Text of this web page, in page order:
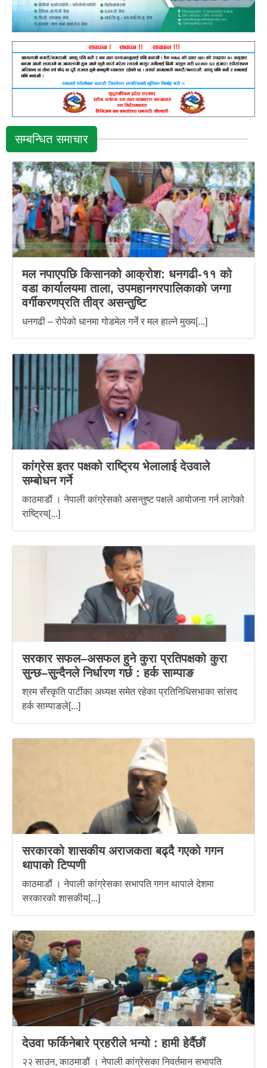
सम्बन्धित समाचार
मल नपाएपछि किसानको आक्रोश: धनगढी-११ को
वडा कार्यालयमा ताला, उपमहानगरपालिकाको जग्गा
वर्गीकरणप्रति तीव्र असन्तुष्टि
धनगढी – रोपेको धानमा गोडमेल गर्ने र मल हाल्ने मुख्य[...]
कांग्रेस इतर पक्षको राष्ट्रिय भेलालाई देउवाले
सम्बोधन गर्ने
काठमाडौं । नेपाली कांग्रेसको असन्तुष्ट पक्षले आयोजना गर्न लागेको
राष्ट्रिय[...]
सरकार सफल–असफल हुने कुरा प्रतिपक्षको कुरा
सुन्छ–सुन्दैनले निर्धारण गर्छ : हर्क साम्पाङ
श्रम सँस्कृति पार्टीका अध्यक्ष समेत रहेका प्रतिनिधिसभाका सांसद
हर्क साम्पाङले[...]
सरकारको शासकीय अराजकता बढ्दै गएको गगन
थापाको टिप्पणी
काठमाडौं । नेपाली कांग्रेसका सभापति गगन थापाले देशमा
सरकारको शासकीय[...]
देउवा फर्किनेबारे प्रहरीले भन्यो : हामी हेर्दैछौं
२२ साउन, काठमाडौं । नेपाली कांग्रेसका निवर्तमान सभापति